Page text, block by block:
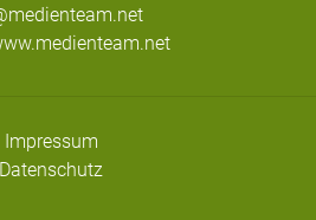
Impressum
Datenschutz